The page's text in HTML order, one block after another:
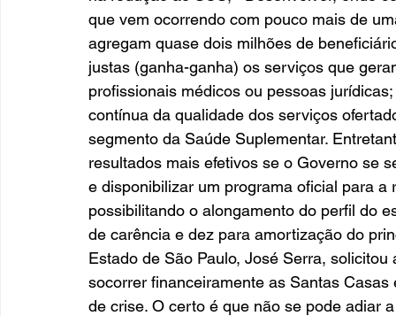
que vem ocorrendo com pouco mais de
agregam quase dois milhões de
justas (ganha-ganha) os serviços que
profissionais médicos ou pessoas
contínua da qualidade dos serviços
segmento da Saúde Suplementar.
resultados mais efetivos se o Governo se
e disponibilizar um programa oficial para
possibilitando o alongamento do perfil do
de carência e dez para amortização do
Estado de São Paulo, José Serra,
socorrer financeiramente as Santas
de crise. O certo é que não se pode adiar